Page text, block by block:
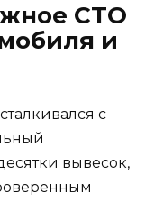
СТО
и
с
вывесок,